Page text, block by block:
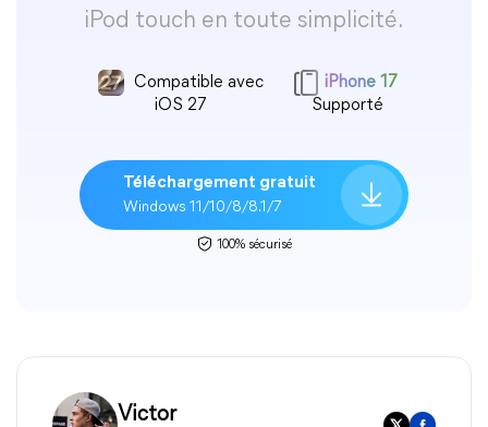
iPod touch en toute simplicité.
Compatible avec
iOS 27
iPhone 17
Supporté
Téléchargement gratuit
Windows 11/10/8/8.1/7
100% sécurisé
Victor